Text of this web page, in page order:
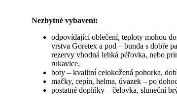
Nezbytné vybavení:
odpovídající oblečení, teploty mohou
vrstva Goretex a pod – bunda s dobře
rezervy vhodná lehká péřovka, nebo
rukavice,
boty – kvalitní celokožená pohorka,
mačky, cepín, helma, úvazek – po
postatné doplňky – čelovka, sluneční